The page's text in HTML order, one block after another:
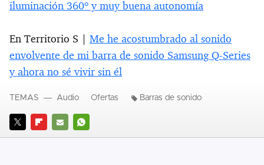
iluminación 360º y muy buena autonomía
En Territorio S | Me he acostumbrado al sonido
envolvente de mi barra de sonido Samsung Q-Series
y ahora no sé vivir sin él
TWITTERFLIPBOARD
E- WHATSAPP
TEMAS Audio Ofertas Barras de sonido